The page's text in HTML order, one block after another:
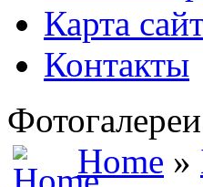
Карта
Контакты
Фотогалереи
Home »